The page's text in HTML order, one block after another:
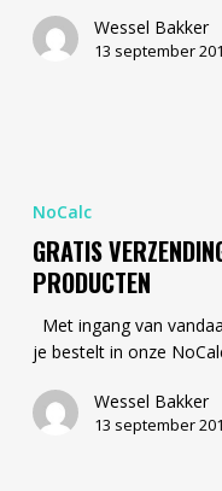
Wessel Bakker
13 september
voor
alle
NoCalc
producten
NoCalc
GRATIS
PRODUCTEN
Met ingang van
je bestelt in onze
Wessel Bakker
13 september